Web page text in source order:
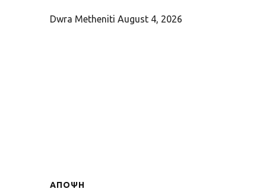
Dwra Metheniti August 4, 2026
ΑΠΟΨΗ